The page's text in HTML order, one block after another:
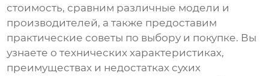
стоимость, сравним различные модели и
производителей, а также предоставим
практические советы по выбору и покупке. Вы
узнаете о технических характеристиках,
преимуществах и недостатках сухих